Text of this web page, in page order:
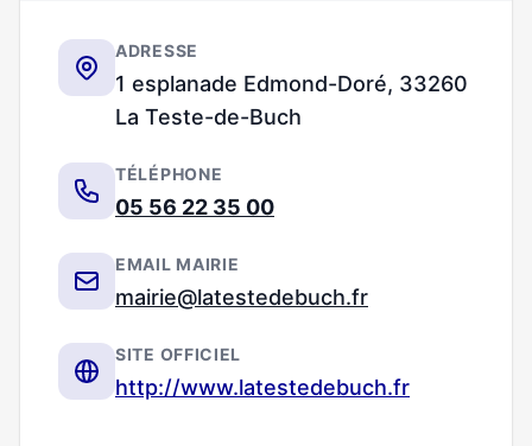
ADRESSE
1 esplanade Edmond-Doré, 33260
La Teste-de-Buch
TÉLÉPHONE
05 56 22 35 00
EMAIL MAIRIE
mairie@latestedebuch.fr
SITE OFFICIEL
http://www.latestedebuch.fr